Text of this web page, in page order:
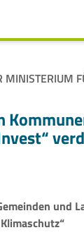
MINISTERIUM
und